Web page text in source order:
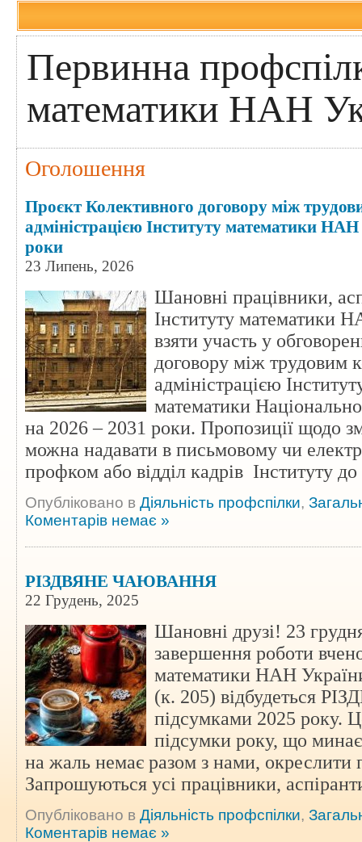
Первинна
математики НАН
Оголошення
Проєкт Колективного договору між
адміністрацією Інституту математики
роки
23 Липень, 2026
Шановні працівники,
Інституту математики
взяти участь у
договору між трудовим
адміністрацією
математики
на 2026 – 2031 роки. Пропозиції щодо
можна надавати в письмовому чи
профком або відділ кадрів Інституту
Опубліковано в Діяльність профспілки,
Коментарів немає »
РІЗДВЯНЕ ЧАЮВАННЯ
22 Грудень, 2025
Шановні друзі! 23
завершення роботи
математики НАН
(к. 205) відбудеться
підсумками 2025 року.
підсумки року, що
на жаль немає разом з нами, окреслити
Запрошуються усі працівники,
Опубліковано в Діяльність профспілки,
Коментарів немає »